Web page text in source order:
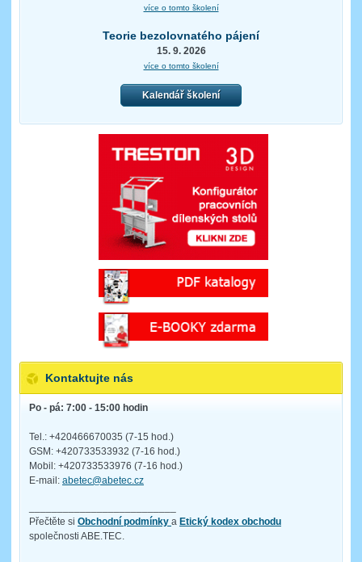
více o tomto školení
Teorie bezolovnatého pájení
15. 9. 2026
více o tomto školení
Kalendář školení
Kontaktujte nás
Po - pá: 7:00 - 15:00 hodin
Tel.: +420466670035 (7-15 hod.)
GSM: +420733533932 (7-16 hod.)
Mobil: +420733533976 (7-16 hod.)
E-mail: abetec@abetec.cz
Přečtěte si Obchodní podmínky a Etický kodex obchodu
společnosti ABE.TEC.